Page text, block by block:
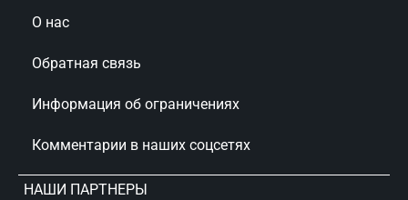
О нас
Обратная связь
Информация об ограничениях
Комментарии в наших соцсетях
НАШИ ПАРТНЕРЫ